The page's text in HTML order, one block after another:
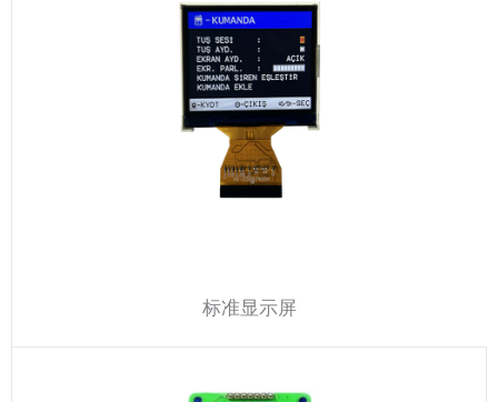
标准显示屏